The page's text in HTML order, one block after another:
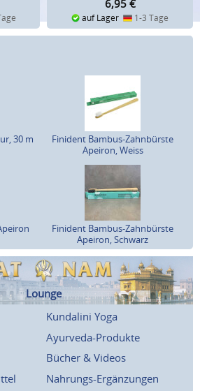
6,95 €
auf Lager 1-3 Tage
30 m
Finident Bambus-Zahnbürste
Apeiron, Weiss
Finident Bambus-Zahnbürste
Apeiron, Schwarz
Lounge
Kundalini Yoga
Ayurveda-Produkte
Bücher & Videos
Nahrungs-Ergänzungen